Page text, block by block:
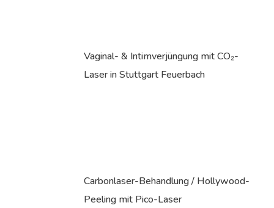
Vaginal- & Intimverjüngung mit CO₂-
Laser in Stuttgart Feuerbach
Carbonlaser-Behandlung / Hollywood-
Peeling mit Pico-Laser